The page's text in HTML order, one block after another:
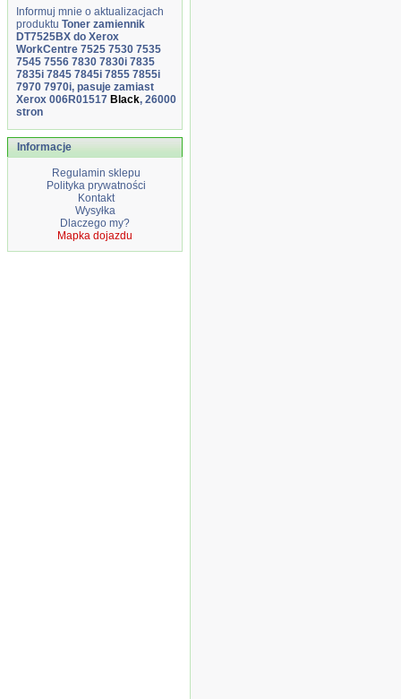
Informuj mnie o aktualizacjach
produktu Toner zamiennik
DT7525BX do Xerox
WorkCentre 7525 7530 7535
7545 7556 7830 7830i 7835
7835i 7845 7845i 7855 7855i
7970 7970i, pasuje zamiast
Xerox 006R01517 Black, 26000
stron
Informacje
Regulamin sklepu
Polityka prywatności
Kontakt
Wysyłka
Dlaczego my?
Mapka dojazdu